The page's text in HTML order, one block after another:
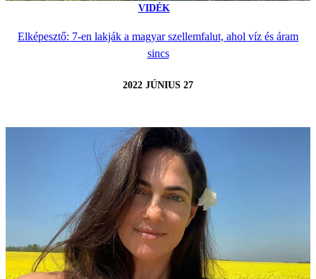
VIDÉK
Elképesztő: 7-en lakják a magyar szellemfalut, ahol víz és áram
sincs
2022 JÚNIUS 27